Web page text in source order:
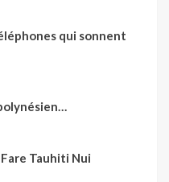
qui sonnent
Tauhiti Nui